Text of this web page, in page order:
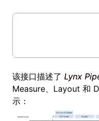
该接口描述了 Lynx
Measure、Layout 和
示：